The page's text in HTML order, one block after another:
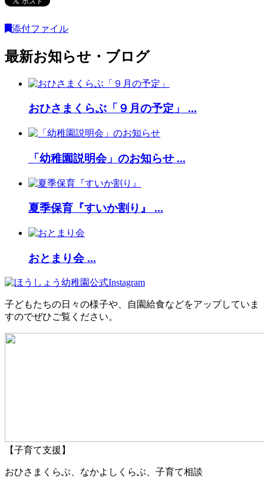
添付ファイル
最新お知らせ・ブログ
おひさまくらぶ「９月の予定」 ...
「幼稚園説明会」のお知らせ ...
夏季保育『すいか割り』 ...
おとまり会 ...
子どもたちの日々の様子や、自園給食などをアップしていま
すのでぜひご覧ください。
【子育て支援】
おひさまくらぶ、なかよしくらぶ、子育て相談